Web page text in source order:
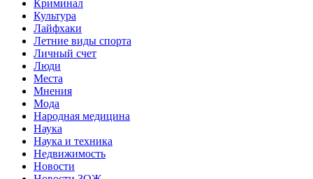
Криминал
Культура
Лайфхаки
Летние виды спорта
Личный счет
Люди
Места
Мнения
Мода
Народная медицина
Наука
Наука и техника
Недвижимость
Новости